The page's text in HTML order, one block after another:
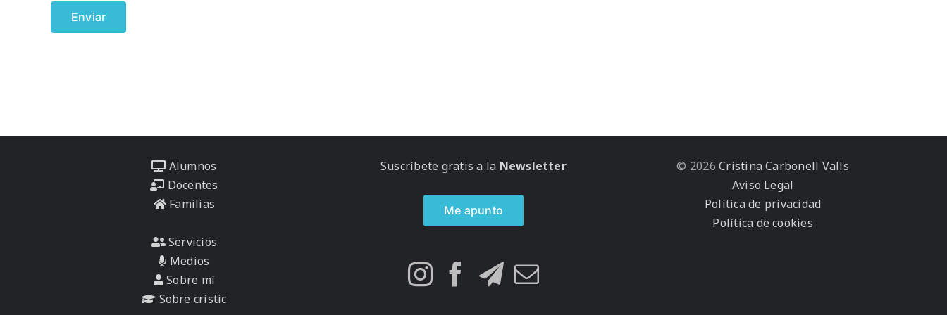
Alumnos
Docentes
Familias
Servicios
Medios
Sobre mí
Sobre cristic
Suscríbete gratis a la Newsletter
Me apunto
© 2026 Cristina Carbonell Valls
Aviso Legal
Política de privacidad
Política de cookies